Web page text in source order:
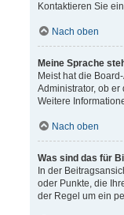
Kontaktieren Sie
Nach oben
Meine Sprache
Meist hat die
Administrator, ob
Weitere
Nach oben
Was sind das für
In der
oder Punkte, die
der Regel um ein